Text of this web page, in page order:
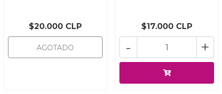
$20.000 CLP
AGOTADO
$17.000 CLP
+
-